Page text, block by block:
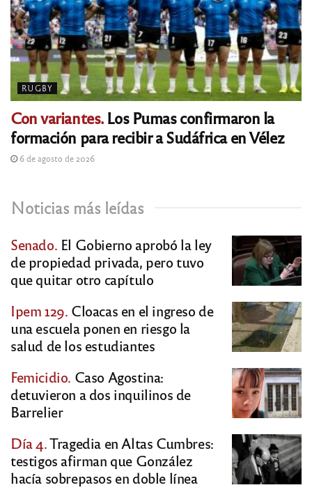
RUGBY
Con variantes.Los Pumas confirmaron la
formación para recibir a Sudáfrica en Vélez
6 de agosto de 2026
Noticias más leídas
Senado. El Gobierno aprobó la ley
de propiedad privada, pero tuvo
que quitar otro capítulo
Ipem 129. Cloacas en el ingreso de
una escuela ponen en riesgo la
salud de los estudiantes
Femicidio. Caso Agostina:
detuvieron a dos inquilinos de
Barrelier
Día 4.Tragedia en Altas Cumbres:
testigos afirman que González
hacía sobrepasos en doble línea